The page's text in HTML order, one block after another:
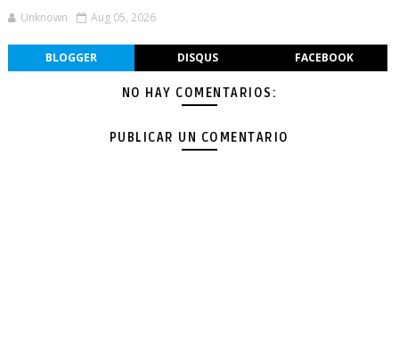
Unknown Aug 05, 2026
BLOGGER DISQUS FACEBOOK
NO HAY COMENTARIOS:
PUBLICAR UN COMENTARIO